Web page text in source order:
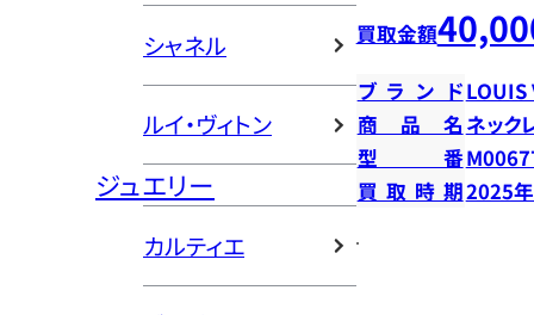
シャネル
ルイ・ヴィトン
ジュエリー
カルティエ
買取金額
ブランドLOUIS
商品名 ネック
型番
買取時期2025